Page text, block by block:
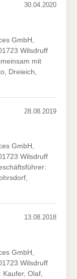
30.04.2020
GmbH,
Wilsdruff
mit
Dreieich,
28.08.2019
GmbH,
Wilsdruff
13.08.2018
GmbH,
Wilsdruff
Olaf,